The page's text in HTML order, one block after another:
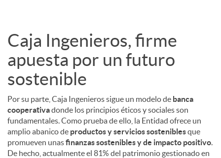
Caja Ingenieros, firme
apuesta por un futuro
sostenible
Por su parte, Caja Ingenieros sigue un modelo de banca
cooperativadonde los principios éticos y sociales son
fundamentales. Como prueba de ello, la Entidad ofrece un
amplio abanico de productos y servicios sosteniblesque
promueven unasfinanzas sostenibles y de impacto positivo.
De hecho, actualmente el 81% del patrimonio gestionado en